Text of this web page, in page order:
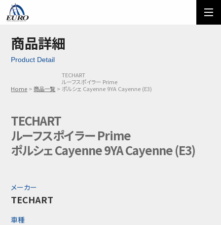
ご利用方法
メール問い合わせ
03-5674-7742
商品詳細
Product Detail
Home 商品一覧
TECHART
ルーフスポイラー Prime
ポルシェ Cayenne 9YA Cayenne (E3)
TECHART
ルーフスポイラー Prime
ポルシェ Cayenne 9YA Cayenne (E3)
メーカー
TECHART
車種